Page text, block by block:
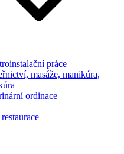
práce
masáže, manikúra,
ordinace